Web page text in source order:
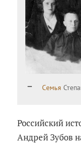
Семья
Российский
Андрей Зубов